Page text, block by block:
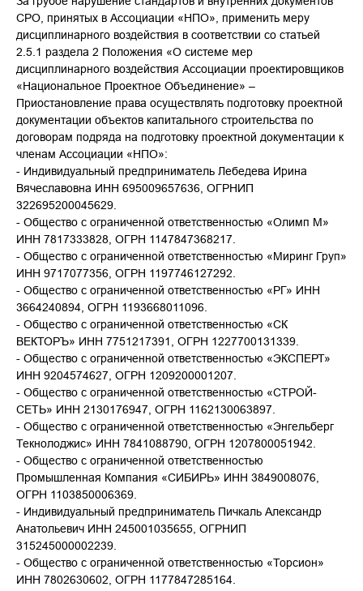
СРО, принятых в Ассоциации «НПО», применить меру
дисциплинарного воздействия в соответствии со статьей
2.5.1 раздела 2 Положения «О системе мер
дисциплинарного воздействия Ассоциации проектировщиков
«Национальное Проектное Объединение» –
Приостановление права осуществлять подготовку проектной
документации объектов капитального строительства по
договорам подряда на подготовку проектной документации к
членам Ассоциации «НПО»:
- Индивидуальный предприниматель Лебедева Ирина
Вячеславовна ИНН 695009657636, ОГРНИП
322695200045629.
- Общество с ограниченной ответственностью «Олимп М»
ИНН 7817333828, ОГРН 1147847368217.
- Общество с ограниченной ответственностью «Миринг Груп»
ИНН 9717077356, ОГРН 1197746127292.
- Общество с ограниченной ответственностью «РГ» ИНН
3664240894, ОГРН 1193668011096.
- Общество с ограниченной ответственностью «СК
ВЕКТОРЪ» ИНН 7751217391, ОГРН 1227700131339.
- Общество с ограниченной ответственностью «ЭКСПЕРТ»
ИНН 9204574627, ОГРН 1209200001207.
- Общество с ограниченной ответственностью «СТРОЙ-
СЕТЬ» ИНН 2130176947, ОГРН 1162130063897.
- Общество с ограниченной ответственностью «Энгельберг
Текнолоджис» ИНН 7841088790, ОГРН 1207800051942.
- Общество с ограниченной ответственностью
Промышленная Компания «СИБИРЬ» ИНН 3849008076,
ОГРН 1103850006369.
- Индивидуальный предприниматель Пичкаль Александр
Анатольевич ИНН 245001035655, ОГРНИП
315245000002239.
- Общество с ограниченной ответственностью «Торсион»
ИНН 7802630602, ОГРН 1177847285164.